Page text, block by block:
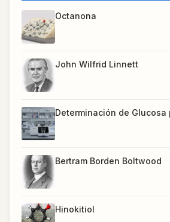
Octanona
John Wilfrid Linnett
Determinación de Glucosa
Bertram Borden Boltwood
Hinokitiol